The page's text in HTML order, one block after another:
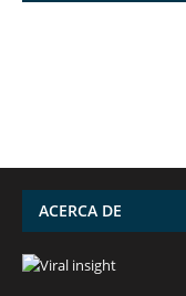
años
ACERCA DE